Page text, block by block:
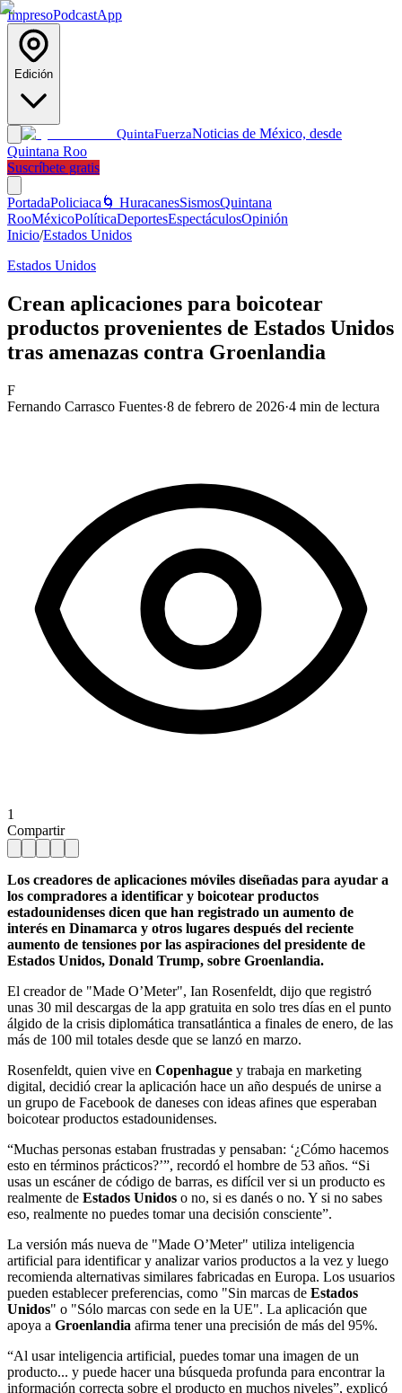
ImpresoPodcastApp
Edición
QuintaFuerzaNoticias de México, desde
Quintana Roo
Suscríbete gratis
PortadaPoliciaca 🌀 HuracanesSismosQuintana
RooMéxicoPolíticaDeportesEspectáculosOpinión
Inicio/Estados Unidos
Estados Unidos
Crean aplicaciones para boicotear
productos provenientes de Estados Unidos
tras amenazas contra Groenlandia
F
Fernando Carrasco Fuentes·8 de febrero de 2026·4 min de lectura
1
Compartir
Los creadores de aplicaciones móviles diseñadas para ayudar a
los compradores a identificar y boicotear productos
estadounidenses dicen que han registrado un aumento de
interés en Dinamarca y otros lugares después del reciente
aumento de tensiones por las aspiraciones del presidente de
Estados Unidos, Donald Trump, sobre Groenlandia.
El creador de "Made O’Meter", Ian Rosenfeldt, dijo que registró
unas 30 mil descargas de la app gratuita en solo tres días en el punto
álgido de la crisis diplomática transatlántica a finales de enero, de las
más de 100 mil totales desde que se lanzó en marzo.
Rosenfeldt, quien vive en Copenhague y trabaja en marketing
digital, decidió crear la aplicación hace un año después de unirse a
un grupo de Facebook de daneses con ideas afines que esperaban
boicotear productos estadounidenses.
“Muchas personas estaban frustradas y pensaban: ‘¿Cómo hacemos
esto en términos prácticos?’”, recordó el hombre de 53 años. “Si
usas un escáner de código de barras, es difícil ver si un producto es
realmente de Estados Unidos o no, si es danés o no. Y si no sabes
eso, realmente no puedes tomar una decisión consciente”.
La versión más nueva de "Made O’Meter" utiliza inteligencia
artificial para identificar y analizar varios productos a la vez y luego
recomienda alternativas similares fabricadas en Europa. Los usuarios
pueden establecer preferencias, como "Sin marcas de Estados
Unidos" o "Sólo marcas con sede en la UE". La aplicación que
apoya a Groenlandia afirma tener una precisión de más del 95%.
“Al usar inteligencia artificial, puedes tomar una imagen de un
producto... y puede hacer una búsqueda profunda para encontrar la
información correcta sobre el producto en muchos niveles”, explicó